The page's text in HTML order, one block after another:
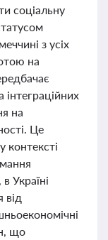
соціальну
з усіх
на
на
Це
контексті
Україні
від
що